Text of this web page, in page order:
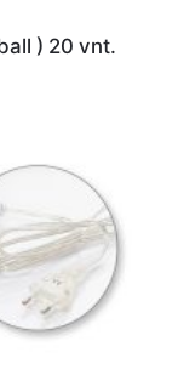
) 20 vnt.